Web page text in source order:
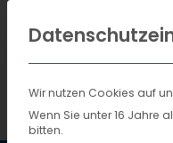
Wir nutzen Cookies auf
Wenn Sie unter 16 Jahre
bitten.